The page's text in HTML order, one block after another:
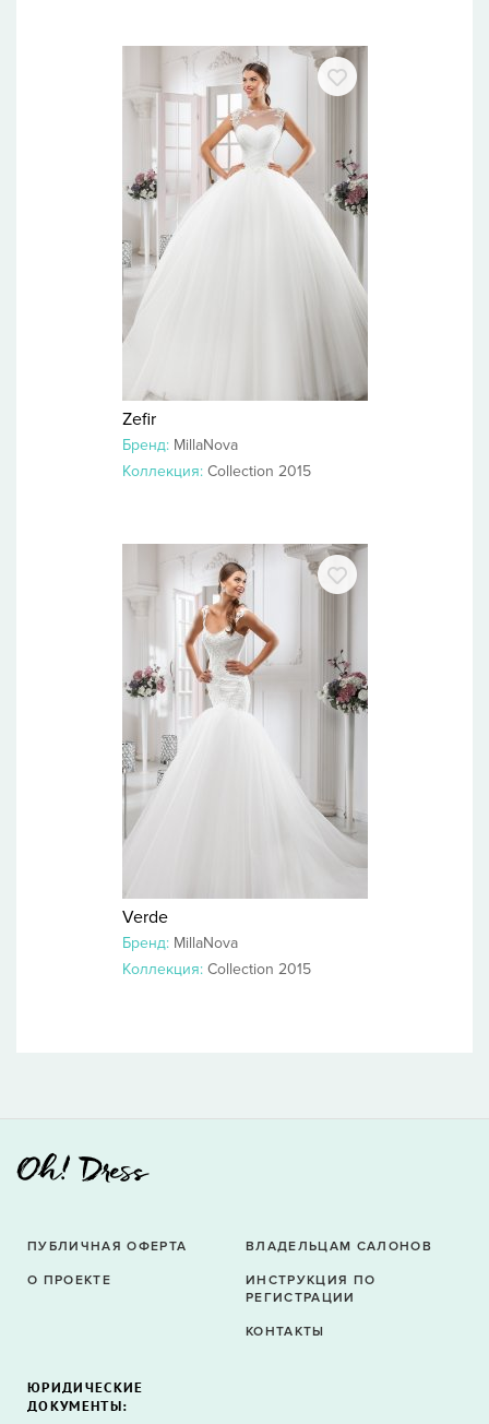
Zefir
Бренд: MillaNova
Коллекция: Collection 2015
Verde
Бренд: MillaNova
Коллекция: Collection 2015
ПУБЛИЧНАЯ ОФЕРТА
О ПРОЕКТЕ
ВЛАДЕЛЬЦАМ САЛОНОВ
ИНСТРУКЦИЯ ПО
РЕГИСТРАЦИИ
КОНТАКТЫ
ЮРИДИЧЕСКИЕ
ДОКУМЕНТЫ: